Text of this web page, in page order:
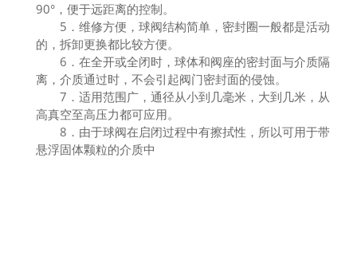
90°，便于远距离的控制。
5．维修方便，球阀结构简单，密封圈一般都是活动
的，拆卸更换都比较方便。
6．在全开或全闭时，球体和阀座的密封面与介质隔
离，介质通过时，不会引起阀门密封面的侵蚀。
7．适用范围广，通径从小到几毫米，大到几米，从
高真空至高压力都可应用。
8．由于球阀在启闭过程中有擦拭性，所以可用于带
悬浮固体颗粒的介质中